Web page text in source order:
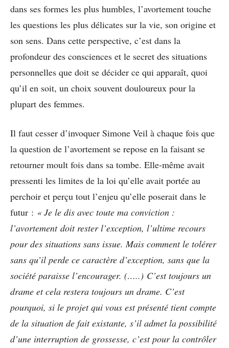
dans ses formes les plus humbles, l’avortement touche
les questions les plus délicates sur la vie, son origine et
son sens. Dans cette perspective, c’est dans la
profondeur des consciences et le secret des situations
personnelles que doit se décider ce qui apparaît, quoi
qu’il en soit, un choix souvent douloureux pour la
plupart des femmes.
Il faut cesser d’invoquer Simone Veil à chaque fois que
la question de l’avortement se repose en la faisant se
retourner moult fois dans sa tombe. Elle-même avait
pressenti les limites de la loi qu’elle avait portée au
perchoir et perçu tout l’enjeu qu’elle poserait dans le
futur : « Je le dis avec toute ma conviction :
l’avortement doit rester l’exception, l’ultime recours
pour des situations sans issue. Mais comment le tolérer
sans qu’il perde ce caractère d’exception, sans que la
société paraisse l’encourager. (…..) C’est toujours un
drame et cela restera toujours un drame. C’est
pourquoi, si le projet qui vous est présenté tient compte
de la situation de fait existante, s’il admet la possibilité
d’une interruption de grossesse, c’est pour la contrôler